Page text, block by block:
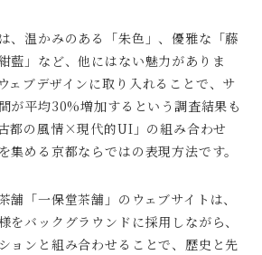
、温かみのある「朱色」、優雅な「藤
藍」など、他にはない魅力がありま
ェブデザインに取り入れることで、サ
が平均30%増加するという調査結果も
都の風情×現代的UI」の組み合わせ
集める京都ならではの表現方法です。
舗「一保堂茶舗」のウェブサイトは、
をバックグラウンドに採用しながら、
ョンと組み合わせることで、歴史と先